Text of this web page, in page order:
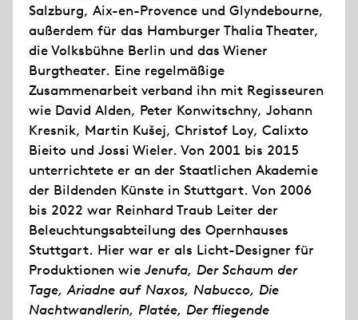
Salzburg, Aix-en-Provence und Glyndebourne,
außerdem für das Hamburger Thalia Theater,
die Volksbühne Berlin und das Wiener
Burgtheater. Eine regelmäßige
Zusammenarbeit verband ihn mit Regisseuren
wie David Alden, Peter Konwitschny, Johann
Kresnik, Martin Kušej, Christof Loy, Calixto
Bieito und Jossi Wieler. Von 2001 bis 2015
unterrichtete er an der Staatlichen Akademie
der Bildenden Künste in Stuttgart. Von 2006
bis 2022 war Reinhard Traub Leiter der
Beleuchtungsabteilung des Opernhauses
Stuttgart. Hier war er als Licht-Designer für
Produktionen wieJenufa, Der Schaum der
Tage, Ariadne auf Naxos, Nabucco, Die
Nachtwandlerin, Platée, Der fliegende